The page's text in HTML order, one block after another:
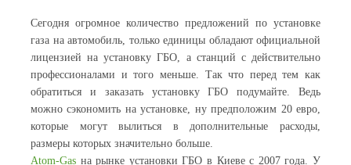
Сегодня огромное количество предложений по установке
газа на автомобиль, только единицы обладают официальной
лицензией на установку ГБО, а станций с действительно
профессионалами и того меньше. Так что перед тем как
обратиться и заказать установку ГБО подумайте. Ведь
можно сэкономить на установке, ну предположим 20 евро,
которые могут вылиться в дополнительные расходы,
размеры которых значительно больше.
Atom-Gas на рынке установки ГБО в Киеве с 2007 года. У